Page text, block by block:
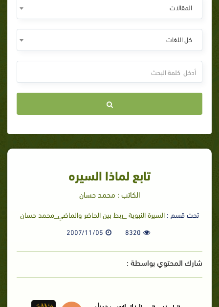
المقالات
كل اللغات
تابع لماذا السيره
الكاتب : محمد حسان
تحت قسم : السيرة النبوية _ربط بين الحاضر والماضي_محمد حسان
8320
2007/11/05
شارك المحتوي بواسطة :